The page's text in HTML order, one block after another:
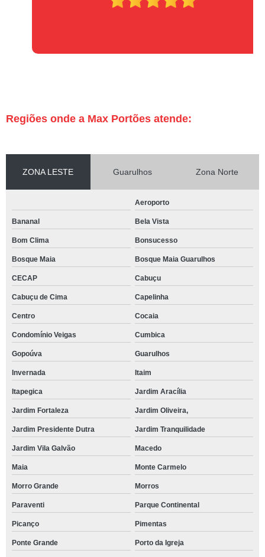
Regiões onde a Max Portões atende:
ZONA LESTE Guarulhos Zona Norte
Aeroporto
Bananal Bela Vista
Bom Clima Bonsucesso
Bosque Maia Bosque Maia Guarulhos
CECAP Cabuçu
Cabuçu de Cima Capelinha
Centro Cocaia
Condomínio Veigas Cumbica
Gopoúva Guarulhos
Invernada Itaim
Itapegica Jardim Aracília
Jardim Fortaleza Jardim Oliveira,
Jardim Presidente Dutra Jardim Tranquilidade
Jardim Vila Galvão Macedo
Maia Monte Carmelo
Morro Grande Morros
Paraventi Parque Continental
Picanço Pimentas
Ponte Grande Porto da Igreja